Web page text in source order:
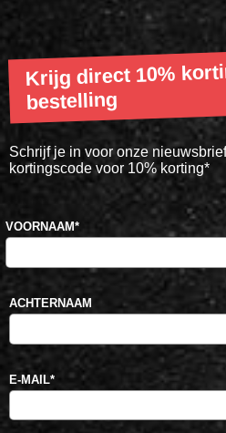
Krijg direct 10%
bestelling
Schrijf je in voor onze
kortingscode voor 10% korting*
VOORNAAM*
ACHTERNAAM
E-MAIL*